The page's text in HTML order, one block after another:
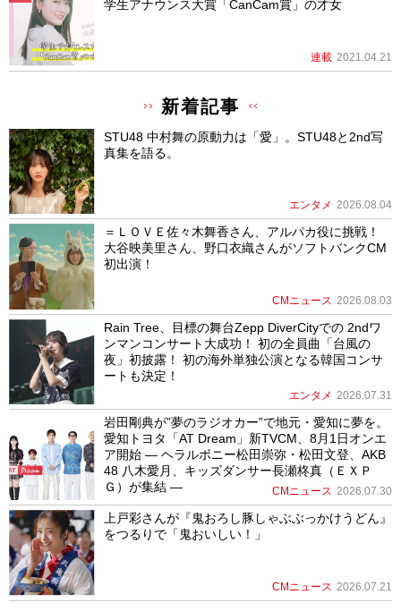
学生アナウンス大賞「CanCam賞」の才女
連載 2021.04.21
新着記事
STU48 中村舞の原動力は「愛」。STU48と2nd写
真集を語る。
エンタメ 2026.08.04
＝ＬＯＶＥ佐々木舞香さん、アルパカ役に挑戦！
大谷映美里さん、野口衣織さんがソフトバンクCM
初出演！
CMニュース 2026.08.03
Rain Tree、目標の舞台Zepp DiverCityでの 2ndワ
ンマンコンサート大成功！ 初の全員曲「台風の
夜」初披露！ 初の海外単独公演となる韓国コンサ
ートも決定！
エンタメ 2026.07.31
岩田剛典が”夢のラジオカー”で地元・愛知に夢を。
愛知トヨタ「AT Dream」新TVCM、8月1日オンエ
ア開始 ― ヘラルボニー松田崇弥・松田文登、AKB
48 八木愛月、キッズダンサー長瀬柊真（ＥＸＰ
Ｇ）が集結 ―
CMニュース 2026.07.30
上戸彩さんが『鬼おろし豚しゃぶぶっかけうどん』
をつるりで「鬼おいしい！」
CMニュース 2026.07.21